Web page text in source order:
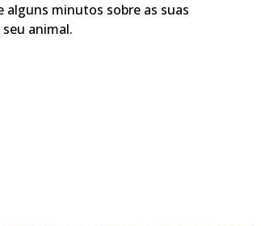
minutos sobre as suas
animal.